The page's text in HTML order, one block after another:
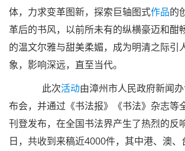
体，力求变革图新，探索巨轴图式作品的
革后的书风，以前所未有的纵横豪迈和酣
的温文尔雅与甜美柔媚，成为明清之际引
象，影响深远，直至当代。
此次活动由漳州市人民政府新闻
布会，并通过《书法报》《书法》杂志等
刊登发布，在全国书法界产生了热烈的反
日，共收到来稿近4000件，其中港、澳、